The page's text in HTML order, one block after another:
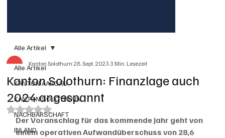
Alle Artikel
KANTON AARGAU
KANTON SOLOTHURN
NACHBARSCHAFT
INLAND
Alle Artikel
Kanton Solothurn: Finanzlage auch
2024 angespannt
Kanton Solothurn28. Sept. 20233 Min. Lesezeit
Mit NaN von 5 Sternen bewertet.
Der Voranschlag für das kommende Jahr geht von
einem operativen Aufwandüberschuss von 28,6